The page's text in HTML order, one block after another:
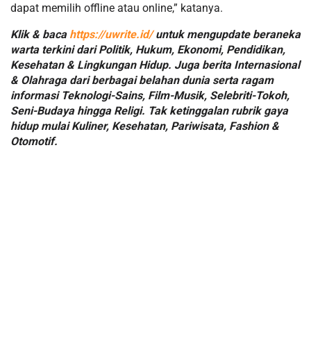
dapat memilih offline atau online,” katanya.
Klik & baca https://uwrite.id/untuk mengupdate beraneka
warta terkini dari Politik, Hukum, Ekonomi, Pendidikan,
Kesehatan & Lingkungan Hidup. Juga berita Internasional
& Olahraga dari berbagai belahan dunia serta ragam
informasi Teknologi-Sains, Film-Musik, Selebriti-Tokoh,
Seni-Budaya hingga Religi. Tak ketinggalan rubrik gaya
hidup mulai Kuliner, Kesehatan, Pariwisata, Fashion &
Otomotif.